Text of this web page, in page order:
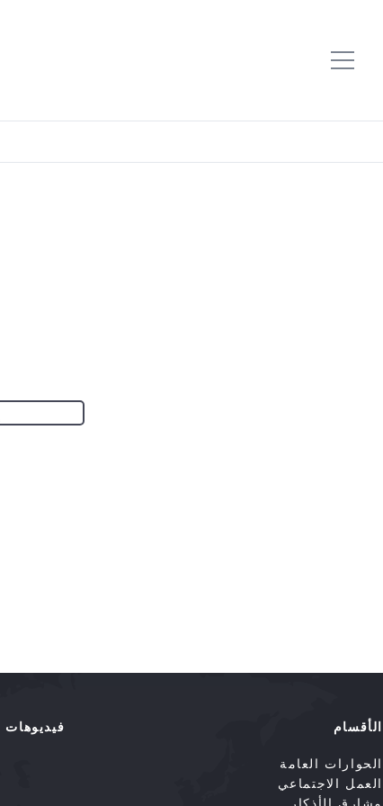
الأقسام
الحوارات العامة
العمل الاجتماعي
مشارق الأذكار
فيديوهات